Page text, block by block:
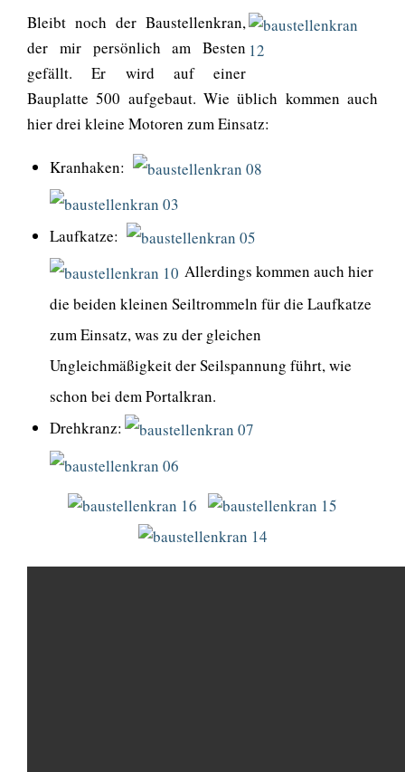
Bleibt noch der Baustellenkran,
der mir persönlich am Besten
gefällt. Er wird auf einer
Bauplatte 500 aufgebaut. Wie üblich kommen auch
hier drei kleine Motoren zum Einsatz:
Kranhaken:
Laufkatze:
Allerdings kommen auch hier
die beiden kleinen Seiltrommeln für die Laufkatze
zum Einsatz, was zu der gleichen
Ungleichmäßigkeit der Seilspannung führt, wie
schon bei dem Portalkran.
Drehkranz: